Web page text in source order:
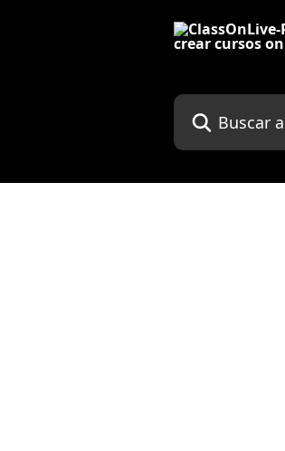
Buscar artículos...